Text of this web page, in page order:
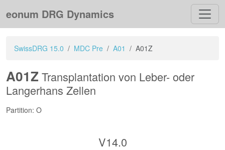
eonum DRG Dynamics
SwissDRG 15.0 MDC Pre A01 A01Z
A01Z Transplantation von Leber- oder
Langerhans Zellen
Partition: O
V14.0